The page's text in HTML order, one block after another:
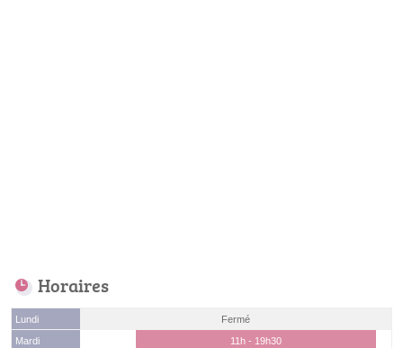
Horaires
Lundi
Fermé
Mardi
11h - 19h30